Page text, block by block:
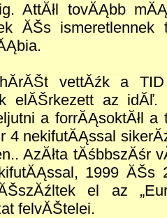
AttĂłl tovĂĄbb
ĂŠs
vettĂźk a
elĂŠrkezett az
a forrĂĄsoktĂłl
4 nekifutĂĄssal
AzĂłta tĂśbbszĂśr
1999 ĂŠs
el az
felvĂŠtelei.